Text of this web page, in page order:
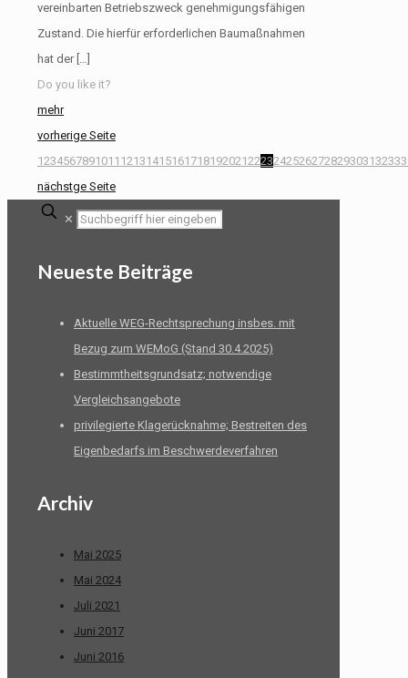
vereinbarten Betriebszweck genehmigungsfähigen
Zustand. Die hierfür erforderlichen Baumaßnahmen
hat der[…]
Do you like it?
mehr
vorherige Seite
1234567891011 12131415161718192021222324252627282930313233
nächstge Seite
✕
Neueste Beiträge
Aktuelle WEG-Rechtsprechung insbes. mit
Bezug zum WEMoG (Stand 30.4.2025)
Bestimmtheitsgrundsatz; notwendige
Vergleichsangebote
privilegierte Klagerücknahme; Bestreiten des
Eigenbedarfs im Beschwerdeverfahren
Archiv
Mai 2025
Mai 2024
Juli 2021
Juni 2017
Juni 2016